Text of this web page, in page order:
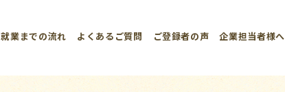
就業までの流れ よくあるご質問 ご登録者の声 企業担当者様へ